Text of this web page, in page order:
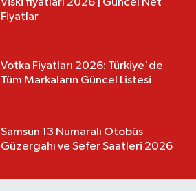
Viski fiyatları 2026 | Güncel Net
Fiyatlar
Votka Fiyatları 2026: Türkiye'de
Tüm Markaların Güncel Listesi
Samsun 13 Numaralı Otobüs
Güzergahı ve Sefer Saatleri 2026